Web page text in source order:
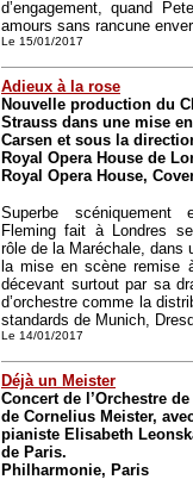
d’engagement, quand
amours sans rancune
Le 15/01/2017
Adieux à la rose
Nouvelle production du
Strauss dans une mise
Carsen et sous la
Royal Opera House de
Royal Opera House,
Superbe scéniquement
Fleming fait à Londres
rôle de la Maréchale, dans
la mise en scène remise
décevant surtout par sa
d’orchestre comme la
standards de Munich,
Le 14/01/2017
Déjà un Meister
Concert de l’Orchestre
de Cornelius Meister,
pianiste Elisabeth
de Paris.
Philharmonie, Paris